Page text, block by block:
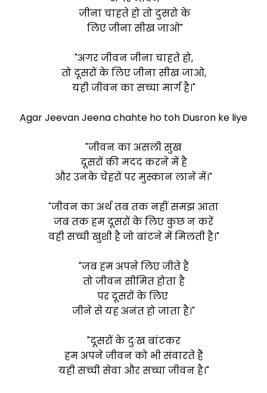
जीना चाहते हो तो दुसरो के
लिए जीना सीख जाओ"
"अगर जीवन जीना चाहते हो,
तो दूसरों के लिए जीना सीख जाओ,
यही जीवन का सच्चा मार्ग है।"
Agar Jeevan Jeena chahte ho toh Dusron ke liye
"जीवन का असली सुख
दूसरों की मदद करने में है
और उनके चेहरों पर मुस्कान लाने में।"
"जीवन का अर्थ तब तक नहीं समझ आता
जब तक हम दूसरों के लिए कुछ न करें
वही सच्ची खुशी है जो बांटने में मिलती है।"
"जब हम अपने लिए जीते हैं
तो जीवन सीमित होता है
पर दूसरों के लिए
जीने से यह अनंत हो जाता है।"
"दूसरों के दुःख बांटकर
हम अपने जीवन को भी संवारते हैं
यही सच्ची सेवा और सच्चा जीवन है।"